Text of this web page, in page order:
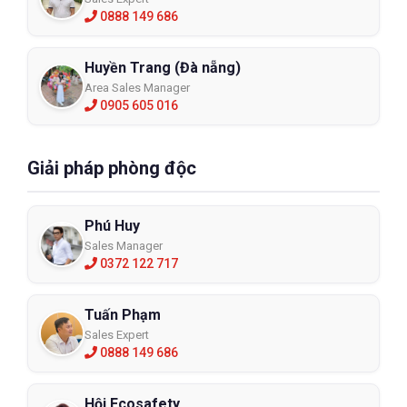
HTBFLBPR
XEM CHI TIẾT
0888 149 686
Huyền Trang (Đà nẵng)
Area Sales Manager
0905 605 016
Giải pháp phòng độc
Phú Huy
Sales Manager
0372 122 717
Tuấn Phạm
Sales Expert
0888 149 686